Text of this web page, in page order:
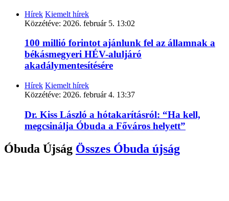
Hírek Kiemelt hírek
Közzétéve: 2026. február 5. 13:02
100 millió forintot ajánlunk fel az államnak a
békásmegyeri HÉV-aluljáró
akadálymentesítésére
Hírek Kiemelt hírek
Közzétéve: 2026. február 4. 13:37
Dr. Kiss László a hótakarításról: “Ha kell,
megcsinálja Óbuda a Főváros helyett”
Óbuda Újság Összes Óbuda újság